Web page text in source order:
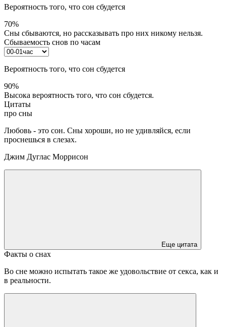
Вероятность того, что сон сбудется
70%
Сны сбываются, но рассказывать про них никому нельзя.
Сбываемость снов по часам
Вероятность того, что сон сбудется
90%
Высока вероятность того, что сон сбудется.
Цитаты
про сны
Любовь - это сон. Сны хороши, но не удивляйся, если
проснешься в слезах.
Джим Дуглас Моррисон
Еще цитата
Факты о снах
Во сне можно испытать такое же удовольствие от секса, как и
в реальности.